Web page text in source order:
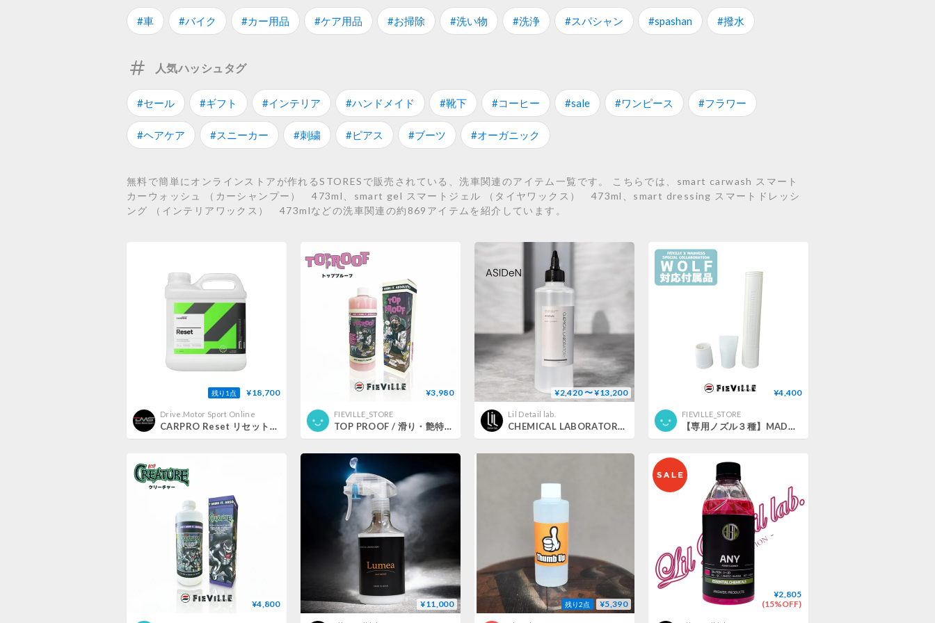
#車 #バイク #カー用品 #ケア用品 #お掃除 #洗い物 #洗浄 #スパシャン #spashan #撥水
人気ハッシュタグ
#セール #ギフト #インテリア #ハンドメイド #靴下 #コーヒー #sale #ワンピース #フラワー
#ヘアケア #スニーカー #刺繍 #ピアス #ブーツ #オーガニック
無料で簡単にオンラインストアが作れるSTORESで販売されている、洗車関連のアイテム一覧です。 こちらでは、smart carwash スマート
カーウォッシュ （カーシャンプー） 473ml、smart gel スマートジェル （タイヤワックス） 473ml、smart dressing スマートドレッシ
ング （インテリアワックス） 473mlなどの洗車関連の約869アイテムを紹介しています。
残り1点 ¥18,700
Drive.Motor Sport Online
CARPRO Reset リセット カーシャンプー 中性 4000ml
¥3,980
FIEVILLE_STORE
TOP PROOF / 滑り・艶特化コーティング
¥2,420 〜 ¥13,200
Lil Detail lab.
CHEMICAL LABORATORY 【 ASIDeN 】 アシデン 300ml
¥4,400
FIEVILLE_STORE
【専用ノズル３種】MADNESコラボWOLF用
¥4,800 ¥11,000 残り2点 ¥5,390
¥2,805
(15%OFF)